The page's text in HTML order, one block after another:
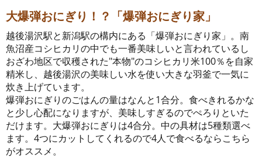
大爆弾おにぎり！？「爆弾おにぎり家」
越後湯沢駅と新潟駅の構内にある「爆弾おにぎり家」。南
魚沼産コシヒカリの中でも一番美味しいと言われているし
おざわ地区で収穫された"本物"のコシヒカリ米100％を自家
精米し、越後湯沢の美味しい水を使い大きな羽釜で一気に
炊き上げています。
爆弾おにぎりのごはんの量はなんと1合分。食べきれるかな
と少し心配になりますが、美味しすぎるのでぺろりといた
だけます。大爆弾おにぎりは4合分。中の具材は5種類選べ
ます。4つにカットしてくれるので4人で食べるならこちら
がオススメ。